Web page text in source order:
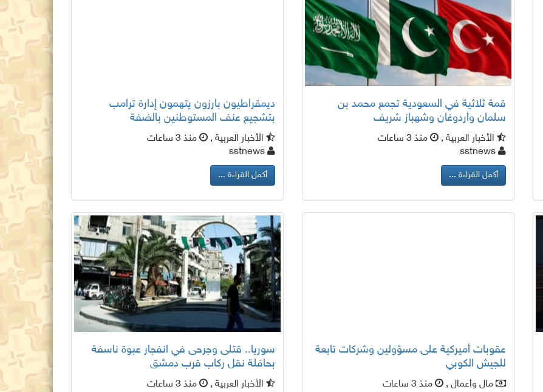
قمة ثلاثية في السعودية تجمع محمد بن
سلمان وأردوغان وشهباز شريف
الأخبار العربية ,
منذ 3 ساعات
أكمل القراءة ...
ديمقراطيون بارزون يتهمون إدارة ترامب
بتشجيع عنف المستوطنين بالضفة
الأخبار العربية ,
منذ 3 ساعات
أكمل القراءة ...
عقوبات أميركية على مسؤولين وشركات تابعة
للجيش الكوبي
مال وأعمال ,
منذ 3 ساعات
سوريا.. قتلى وجرحى في انفجار عبوة ناسفة
بحافلة نقل ركاب قرب دمشق
الأخبار العربية ,
منذ 3 ساعات